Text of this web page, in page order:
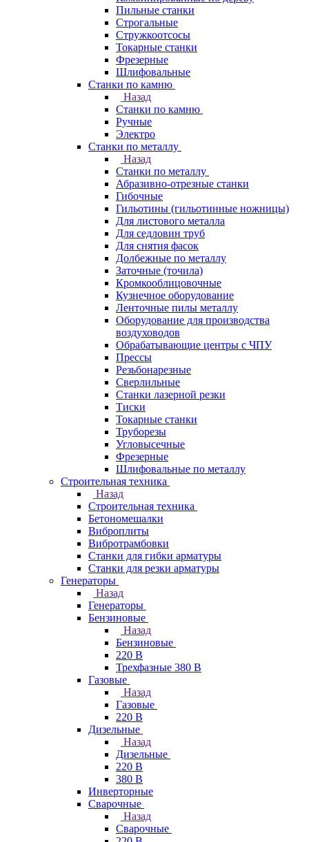
Пильные станки
Строгальные
Стружкоотсосы
Токарные станки
Фрезерные
Шлифовальные
Станки по камню
Назад
Станки по камню
Ручные
Электро
Станки по металлу
Назад
Станки по металлу
Абразивно-отрезные станки
Гибочные
Гильотины (гильотинные ножницы)
Для листового металла
Для седловин труб
Для снятия фасок
Долбежные по металлу
Заточные (точила)
Кромкооблицовочные
Кузнечное оборудование
Ленточные пилы металлу
Оборудование для производства
воздуховодов
Обрабатывающие центры с ЧПУ
Прессы
Резьбонарезные
Сверлильные
Станки лазерной резки
Тиски
Токарные станки
Труборезы
Угловысечные
Фрезерные
Шлифовальные по металлу
Строительная техника
Назад
Строительная техника
Бетономешалки
Виброплиты
Вибротрамбовки
Станки для гибки арматуры
Станки для резки арматуры
Генераторы
Назад
Генераторы
Бензиновые
Назад
Бензиновые
220 В
Трехфазные 380 В
Газовые
Назад
Газовые
220 В
Дизельные
Назад
Дизельные
220 В
380 В
Инверторные
Сварочные
Назад
Сварочные